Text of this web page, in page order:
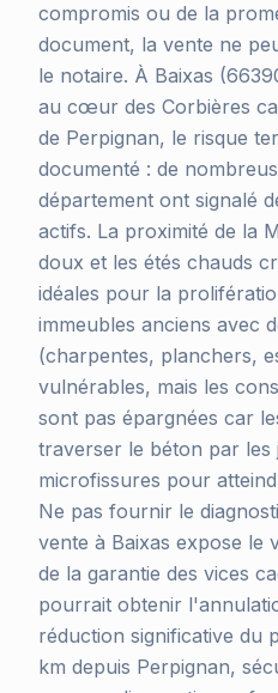
compromis ou de la
document, la vente ne
le notaire. À Baixas
au cœur des Corbières
de Perpignan, le risque
documenté : de
département ont signalé
actifs. La proximité de la
doux et les étés chauds
idéales pour la
immeubles anciens avec
(charpentes, planchers,
vulnérables, mais les
sont pas épargnées car
traverser le béton par les
microfissures pour
Ne pas fournir le
vente à Baixas expose le
de la garantie des vices
pourrait obtenir
réduction significative du
km depuis Perpignan,